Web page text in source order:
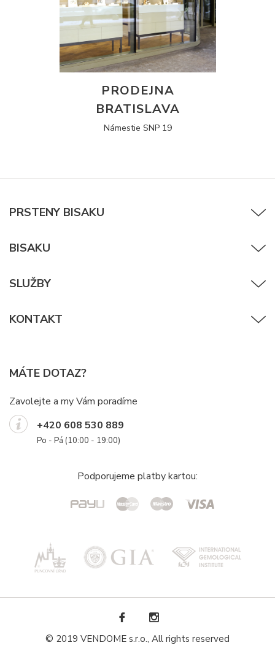
PRODEJNA
BRATISLAVA
Námestie SNP 19
PRSTENY BISAKU
BISAKU
SLUŽBY
KONTAKT
MÁTE DOTAZ?
Zavolejte a my Vám poradíme
+420 608 530 889
Po - Pá (10:00 - 19:00)
Podporujeme platby kartou:
© 2019 VENDOME s.r.o., All rights reserved